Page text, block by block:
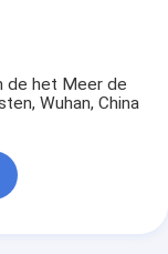
de het Meer de
Wuhan, China